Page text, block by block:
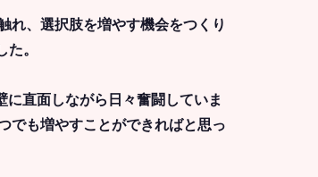
れ、選択肢を増やす機会をつくり
。
直面しながら日々奮闘していま
でも増やすことができればと思っ